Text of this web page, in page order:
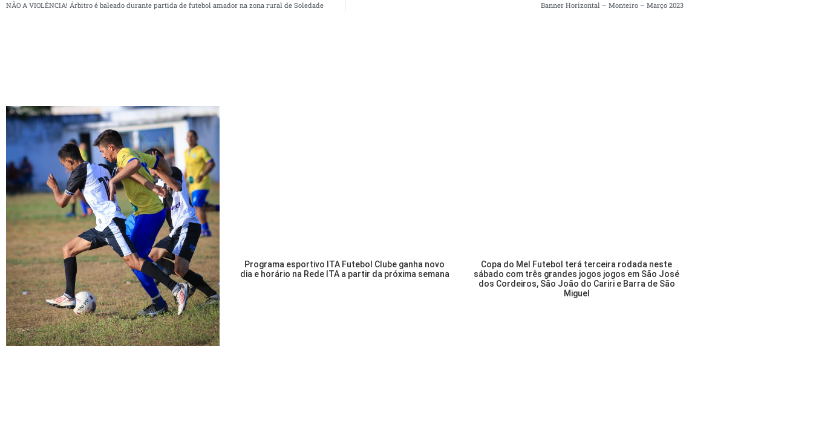
NÃO A VIOLÊNCIA! Árbitro é baleado durante partida de futebol amador na zona rural de Soledade Banner Horizontal – Monteiro – Março 2023
Programa esportivo ITA Futebol Clube ganha novo
dia e horário na Rede ITA a partir da próxima semana
Copa do Mel Futebol terá terceira rodada neste
sábado com três grandes jogos jogos em São José
dos Cordeiros, São João do Cariri e Barra de São
Miguel